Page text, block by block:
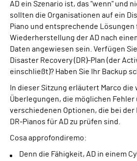
AD ein Szenario ist, das "wenn" und
sollten die Organisationen auf ein
Piano und entsprechende Lösungen
Wiederherstellung der AD nach
Daten angewiesen sein. Verfügen
Disaster Recovery (DR)-Plan (der
einschließt)? Haben Sie Ihr Backup
In dieser Sitzung erläutert Marco
Überlegungen, die möglichen Fehler
verschiedenen Optionen, die bei
DR-Pianos für AD zu prüfen sind.
Cosa approfondiremo:
Denn die Fähigkeit, AD in einem